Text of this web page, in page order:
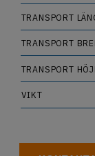
TRANSPORT
TRANSPORT
TRANSPORT
VIKT